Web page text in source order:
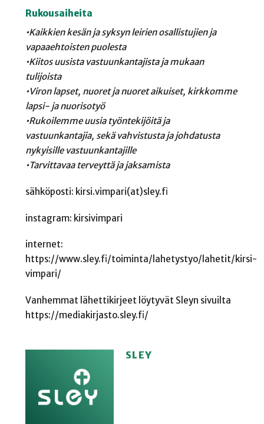
Rukousaiheita
•Kaikkien kesän ja syksyn leirien osallistujien ja
vapaaehtoisten puolesta
•Kiitos uusista vastuunkantajista ja mukaan
tulijoista
•Viron lapset, nuoret ja nuoret aikuiset, kirkkomme
lapsi- ja nuorisotyö
•Rukoilemme uusia työntekijöitä ja
vastuunkantajia, sekä vahvistusta ja johdatusta
nykyisille vastuunkantajille
•Tarvittavaa terveyttä ja jaksamista
sähköposti: kirsi.vimpari(at)sley.fi
instagram: kirsivimpari
internet:
https://www.sley.fi/toiminta/lahetystyo/lahetit/kirsi-
vimpari/
Vanhemmat lähettikirjeet löytyvät Sleyn sivuilta
https://mediakirjasto.sley.fi/
SLEY